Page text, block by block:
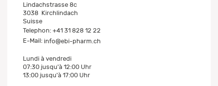
Lindachstrasse 8c
3038 Kirchlindach
Suisse
Telephon: +41 31 828 12 22
E-Mail: info@ebi-pharm.ch
Lundi à vendredi
07:30 jusqu'à 12:00 Uhr
13:00 jusqu'à 17:00 Uhr